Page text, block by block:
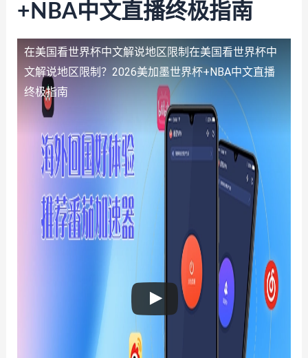
+NBA中文直播终极指南
在美国看世界杯中文解说地区限制 在美国看世界杯中
文解说地区限制？2026美加墨世界杯+NBA中文直播
终极指南